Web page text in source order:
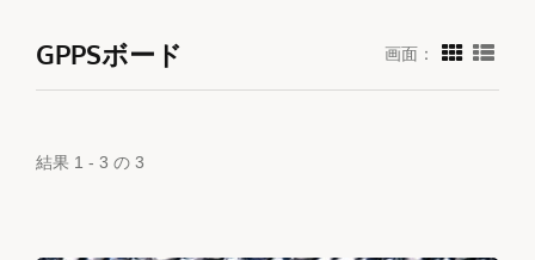
GPPSボード 画面：
結果 1 - 3 の 3